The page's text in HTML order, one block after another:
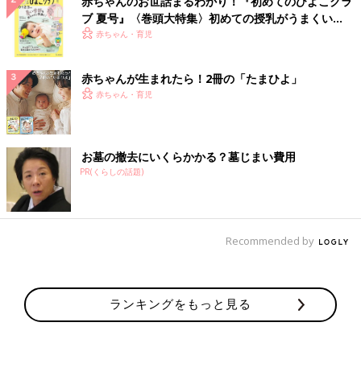
ブ 夏号』〈巻頭大特集〉初めての授乳がうまくい
く！ おっぱい・ミルクの基本と夏のトラブル 解決テ
赤ちゃん・育児
赤ちゃんが生まれたら！2冊の「たまひよ」
赤ちゃん・育児
お墓の撤去にいくらかかる？墓じまい費用
PR(くらしの話題)
Recommended by
ランキングをもっと見る